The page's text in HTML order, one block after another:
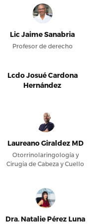
Lic Jaime Sanabria
Profesor de derecho
Lcdo Josué Cardona
Hernández
Laureano Giraldez MD
Otorrinolaringología y
Cirugía de Cabeza y Cuello
Dra. Natalie Pérez Luna